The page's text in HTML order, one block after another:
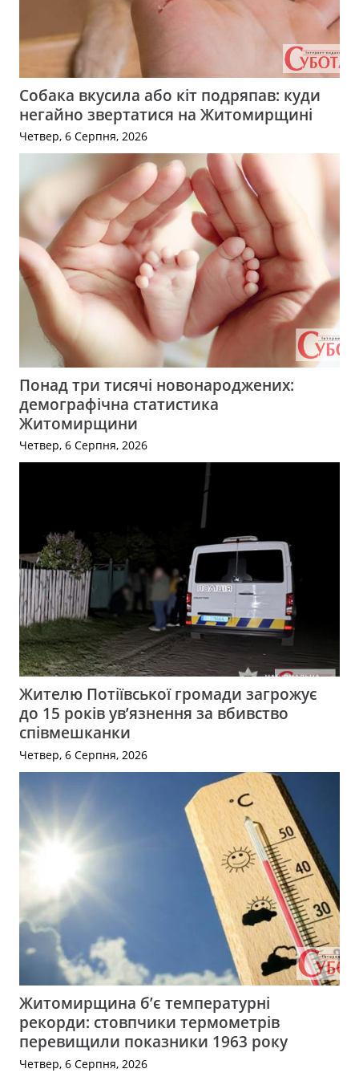
Собака вкусила або кіт подряпав: куди
негайно звертатися на Житомирщині
Четвер, 6 Серпня, 2026
Понад три тисячі новонароджених:
демографічна статистика
Житомирщини
Четвер, 6 Серпня, 2026
Жителю Потіївської громади загрожує
до 15 років ув’язнення за вбивство
співмешканки
Четвер, 6 Серпня, 2026
Житомирщина б’є температурні
рекорди: стовпчики термометрів
перевищили показники 1963 року
Четвер, 6 Серпня, 2026